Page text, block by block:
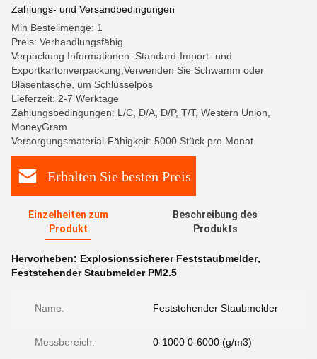
Zahlungs- und Versandbedingungen
Min Bestellmenge: 1
Preis: Verhandlungsfähig
Verpackung Informationen: Standard-Import- und
Exportkartonverpackung,Verwenden Sie Schwamm oder
Blasentasche, um Schlüsselpos
Lieferzeit: 2-7 Werktage
Zahlungsbedingungen: L/C, D/A, D/P, T/T, Western Union,
MoneyGram
Versorgungsmaterial-Fähigkeit: 5000 Stück pro Monat
Erhalten Sie besten Preis
Einzelheiten zum
Produkt
Beschreibung des
Produkts
Hervorheben: Explosionssicherer Feststaubmelder,
Feststehender Staubmelder PM2.5
Name: Feststehender Staubmelder
Messbereich: 0-1000 0-6000 (g/m3)